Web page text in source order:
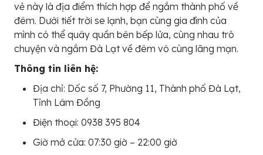
vẻ này là địa điểm thích hợp để ngắm thành phố về
đêm. Dưới tiết trời se lạnh, bạn cùng gia đình của
mình có thể quây quần bên bếp lửa, cùng nhau trò
chuyện và ngắm Đà Lạt về đêm vô cùng lãng mạn.
Thông tin liên hệ:
Địa chỉ: Dốc số 7, Phường 11, Thành phố Đà Lạt,
Tỉnh Lâm Đồng
Điện thoại: 0938 395 804
Giờ mở cửa: 07:30 giờ – 22:00 giờ